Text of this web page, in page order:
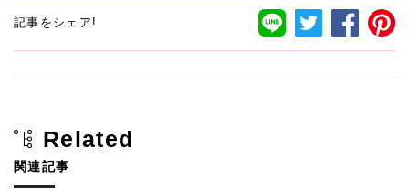
記事をシェア!
Related
関連記事